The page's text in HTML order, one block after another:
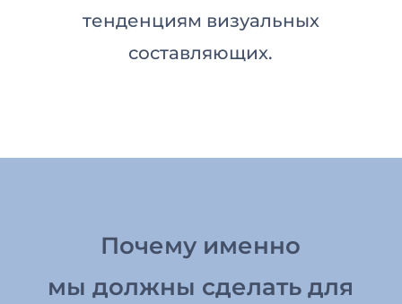
тенденциям визуальных
составляющих.
Почему именно
мы должны сделать для